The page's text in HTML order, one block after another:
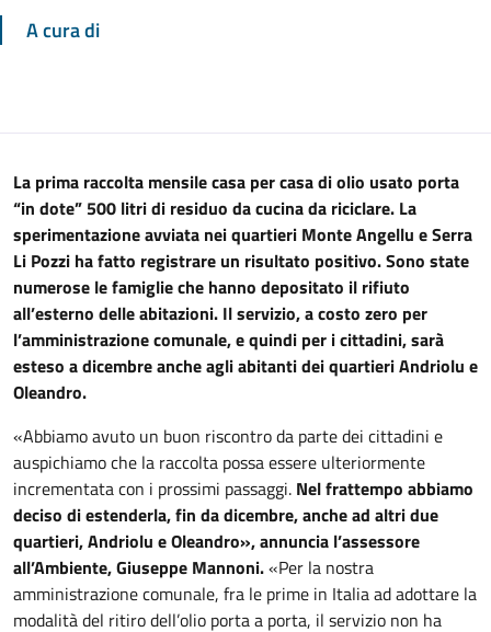
A cura di
La prima raccolta mensile casa per casa di olio usato porta
“in dote” 500 litri di residuo da cucina da riciclare. La
sperimentazione avviata nei quartieri Monte Angellu e Serra
Li Pozzi ha fatto registrare un risultato positivo. Sono state
numerose le famiglie che hanno depositato il rifiuto
all’esterno delle abitazioni. Il servizio, a costo zero per
l’amministrazione comunale, e quindi per i cittadini, sarà
esteso a dicembre anche agli abitanti dei quartieri Andriolu e
Oleandro.
«Abbiamo avuto un buon riscontro da parte dei cittadini e
auspichiamo che la raccolta possa essere ulteriormente
incrementata con i prossimi passaggi. Nel frattempo abbiamo
deciso di estenderla, fin da dicembre, anche ad altri due
quartieri, Andriolu e Oleandro», annuncia l’assessore
all’Ambiente, Giuseppe Mannoni.«Per la nostra
amministrazione comunale, fra le prime in Italia ad adottare la
modalità del ritiro dell’olio porta a porta, il servizio non ha